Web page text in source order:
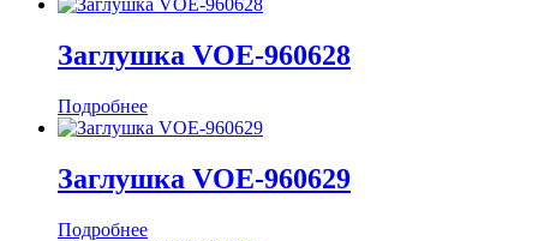
Заглушка VOE-960628
Подробнее
Заглушка VOE-960629
Подробнее